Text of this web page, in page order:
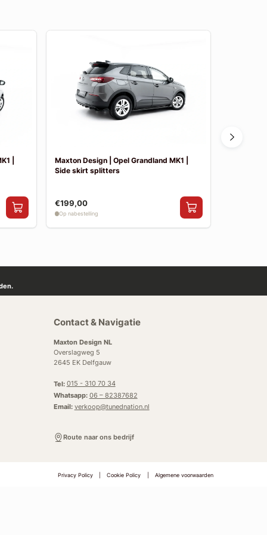
|
Maxton Design | Opel Grandland MK1 |
Side skirt splitters
€199,00
Op nabestelling
Contact & Navigatie
Maxton Design NL
Overslagweg 5
2645 EK Delfgauw
Tel: 015 - 310 70 34
Whatsapp: 06 – 82387682
Email: verkoop@tunednation.nl
Route naar ons bedrijf
Privacy Policy Cookie Policy Algemene voorwaarden